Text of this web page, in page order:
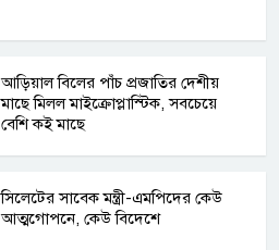
আড়িয়াল বিলের পাঁচ প্রজাতির দেশীয়
মাছে মিলল মাইক্রোপ্লাস্টিক, সবচেয়ে
বেশি কই মাছে
সিলেটের সাবেক মন্ত্রী-এমপিদের কেউ
আত্মগোপনে, কেউ বিদেশে